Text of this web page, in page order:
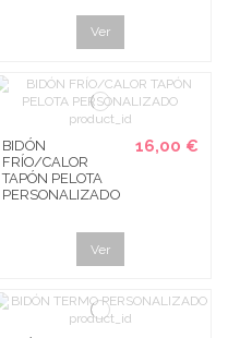
Ver
BIDÓN
FRÍO/CALOR
TAPÓN PELOTA
PERSONALIZADO
16,00 €
Ver